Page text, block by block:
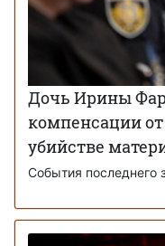
Дочь Ирины
компенсации
убийстве
События последнего